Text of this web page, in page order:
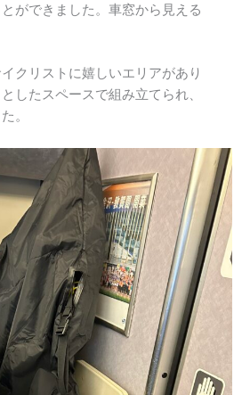
ができました。車窓から見える
クリストに嬉しいエリアがあり
したスペースで組み立てられ、
。